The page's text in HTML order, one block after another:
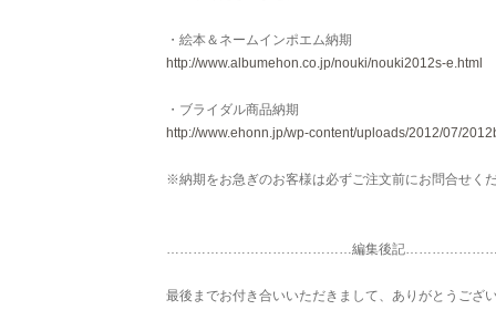
・絵本＆ネームインポエム納期
http://www.albumehon.co.jp/nouki/nouki2012s-e.html
・ブライダル商品納期
http://www.ehonn.jp/wp-content/uploads/2012/07/
※納期をお急ぎのお客様は必ずご注文前にお問合せく
……………………………………編集後記
最後までお付き合いいただきまして、ありがとうござ